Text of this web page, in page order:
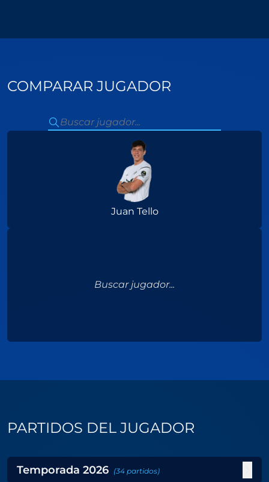
COMPARAR JUGADOR
Juan Tello
Buscar jugador...
PARTIDOS DEL JUGADOR
Temporada 2026 (34 partidos)